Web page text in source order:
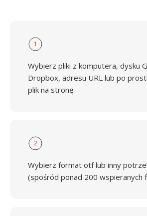
1
Wybierz pliki z komputera, dysku
Dropbox, adresu URL lub po
plik na stronę.
2
Wybierz format otf lub inny
(spośród ponad 200 wspieranych